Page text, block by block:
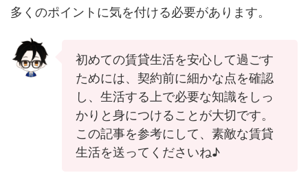
多くのポイントに気を付ける必要があります。
初めての賃貸生活を安心して過ごす
ためには、契約前に細かな点を確認
し、生活する上で必要な知識をしっ
かりと身につけることが大切です。
この記事を参考にして、素敵な賃貸
生活を送ってくださいね♪